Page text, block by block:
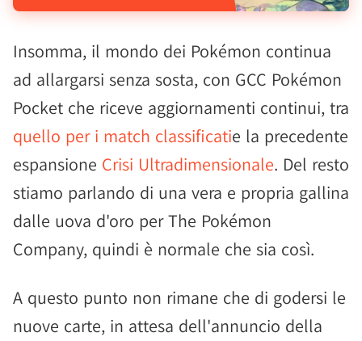
Insomma, il mondo dei Pokémon continua
ad allargarsi senza sosta, con GCC Pokémon
Pocket che riceve aggiornamenti continui, tra
quello per i match classificatie la precedente
espansione Crisi Ultradimensionale. Del resto
stiamo parlando di una vera e propria gallina
dalle uova d'oro per The Pokémon
Company, quindi è normale che sia così.
A questo punto non rimane che di godersi le
nuove carte, in attesa dell'annuncio della